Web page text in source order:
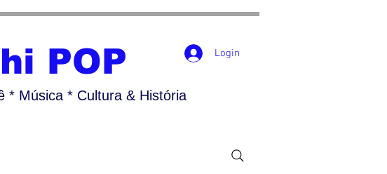
POP
* Música * Cultura & História
Login